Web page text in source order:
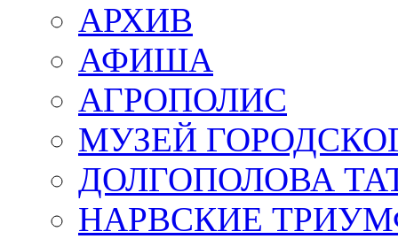
АРХИВ
АФИША
АГРОПОЛИС
МУЗЕЙ
ДОЛГОПОЛОВА
НАРВСКИЕ